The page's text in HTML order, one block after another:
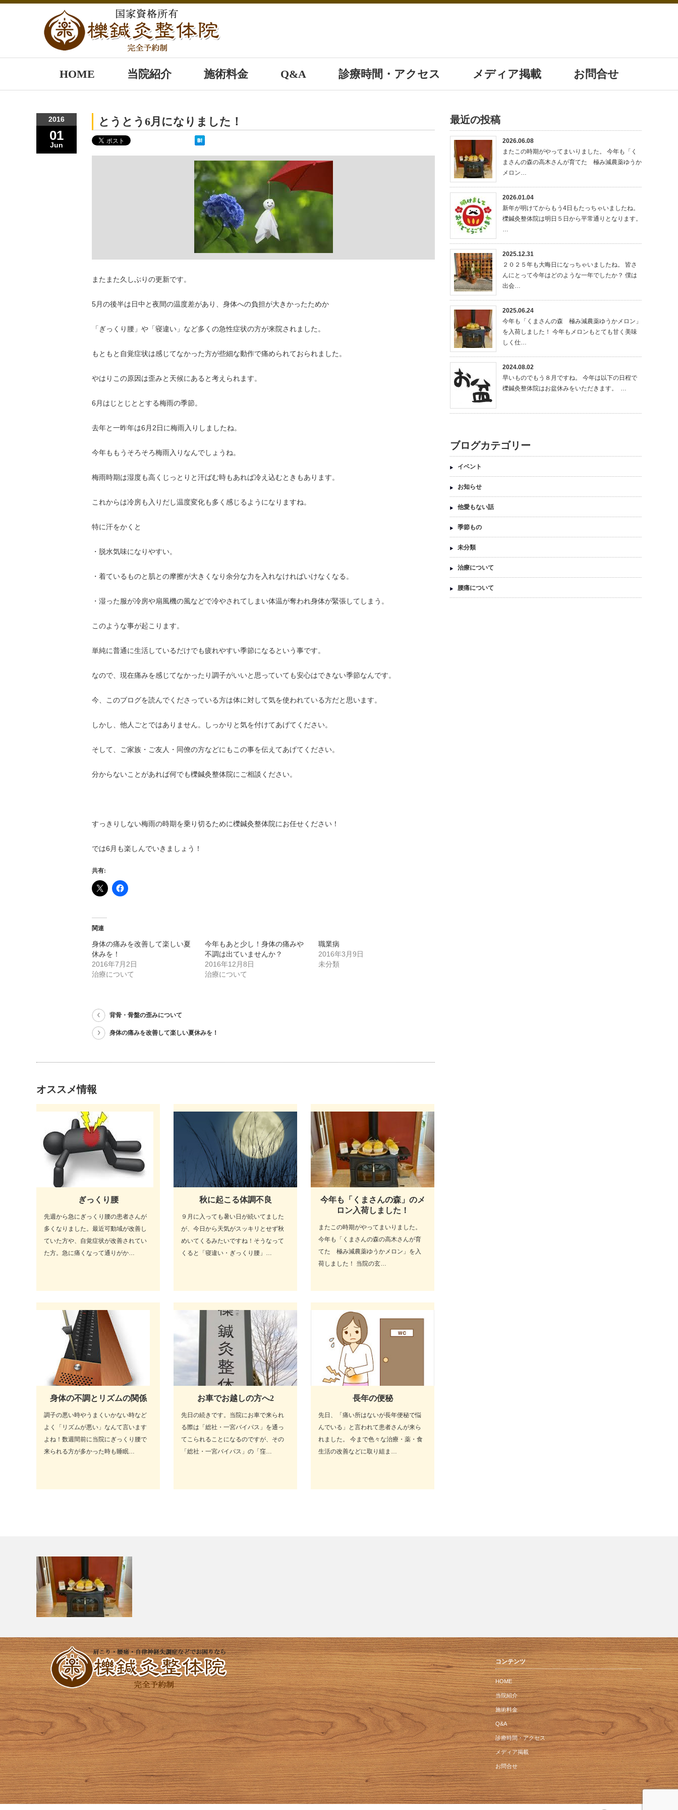
HOME 当院紹介 施術料金 Q&A 診療時間・アクセス メディア掲載 お問合せ
2016
01
Jun
とうとう6月になりました！
またまた久しぶりの更新です。
5月の後半は日中と夜間の温度差があり、身体への負担が大きかったためか
「ぎっくり腰」や「寝違い」など多くの急性症状の方が来院されました。
もともと自覚症状は感じてなかった方が些細な動作で痛められておられました。
やはりこの原因は歪みと天候にあると考えられます。
6月はじとじととする梅雨の季節。
去年と一昨年は6月2日に梅雨入りしましたね。
今年ももうそろそろ梅雨入りなんでしょうね。
梅雨時期は湿度も高くじっとりと汗ばむ時もあれば冷え込むときもあります。
これからは冷房も入りだし温度変化も多く感じるようになりますね。
特に汗をかくと
・脱水気味になりやすい。
・着ているものと肌との摩擦が大きくなり余分な力を入れなければいけなくなる。
・湿った服が冷房や扇風機の風などで冷やされてしまい体温が奪われ身体が緊張してしまう。
このような事が起こります。
単純に普通に生活しているだけでも疲れやすい季節になるという事です。
なので、現在痛みを感じてなかったり調子がいいと思っていても安心はできない季節なんです。
今、このブログを読んでくださっている方は体に対して気を使われている方だと思います。
しかし、他人ごとではありません。しっかりと気を付けてあげてください。
そして、ご家族・ご友人・同僚の方などにもこの事を伝えてあげてください。
分からないことがあれば何でも櫟鍼灸整体院にご相談ください。
すっきりしない梅雨の時期を乗り切るために櫟鍼灸整体院にお任せください！
では6月も楽しんでいきましょう！
共有:
関連
身体の痛みを改善して楽しい夏
休みを！
2016年7月2日
治療について
今年もあと少し！身体の痛みや
不調は出ていませんか？
2016年12月8日
治療について
職業病
2016年3月9日
未分類
背骨・骨盤の歪みについて
身体の痛みを改善して楽しい夏休みを！
オススメ情報
ぎっくり腰
先週から急にぎっくり腰の患者さんが
多くなりました。最近可動域が改善し
ていた方や、自覚症状が改善されてい
た方。急に痛くなって通りがか…
秋に起こる体調不良
９月に入っても暑い日が続いてました
が、今日から天気がスッキリとせず秋
めいてくるみたいですね！そうなって
くると「寝違い・ぎっくり腰」…
今年も「くまさんの森」のメ
ロン入荷しました！
またこの時期がやってまいりました。
今年も「くまさんの森の高木さんが育
てた 極み減農薬ゆうかメロン」を入
荷しました！ 当院の玄…
身体の不調とリズムの関係
調子の悪い時やうまくいかない時など
よく「リズムが悪い」なんて言います
よね！数週間前に当院にぎっくり腰で
来られる方が多かった時も睡眠…
お車でお越しの方へ2
先日の続きです。当院にお車で来られ
る際は「総社・一宮バイパス」を通っ
てこられることになるのですが、その
「総社・一宮バイパス」の「窪…
長年の便秘
先日、「痛い所はないが長年便秘で悩
んでいる」と言われて患者さんが来ら
れました。 今まで色々な治療・薬・食
生活の改善などに取り組ま…
最近の投稿
2026.06.08
またこの時期がやってまいりました。 今年も「く
まさんの森の高木さんが育てた 極み減農薬ゆうか
メロン…
2026.01.04
新年が明けてからもう4日もたっちゃいましたね。
櫟鍼灸整体院は明日５日から平常通りとなります。
…
2025.12.31
２０２５年も大晦日になっちゃいましたね。 皆さ
んにとって今年はどのような一年でしたか？ 僕は
出会…
2025.06.24
今年も「くまさんの森 極み減農薬ゆうかメロン」
を入荷しました！ 今年もメロンもとても甘く美味
しく仕…
2024.08.02
早いものでもう８月ですね。 今年は以下の日程で
櫟鍼灸整体院はお盆休みをいただきます。 …
ブログカテゴリー
イベント
お知らせ
他愛もない話
季節もの
未分類
治療について
腰痛について
コンテンツ
HOME
当院紹介
施術料金
Q&A
診療時間・アクセス
メディア掲載
お問合せ